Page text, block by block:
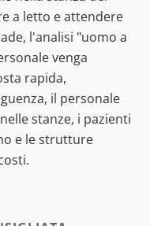
a letto e attendere
l'analisi "uomo a
venga
rapida,
il personale
stanze, i pazienti
e le strutture